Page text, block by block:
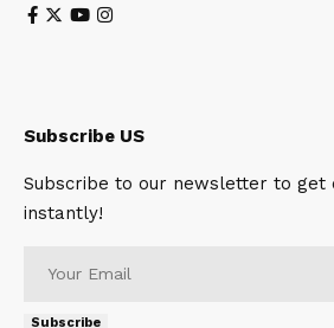
Subscribe US
Subscribe to our newsletter to get
instantly!
Subscribe